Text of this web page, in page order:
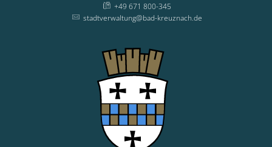
+49 671 800-345
stadtverwaltung@bad-kreuznach.de